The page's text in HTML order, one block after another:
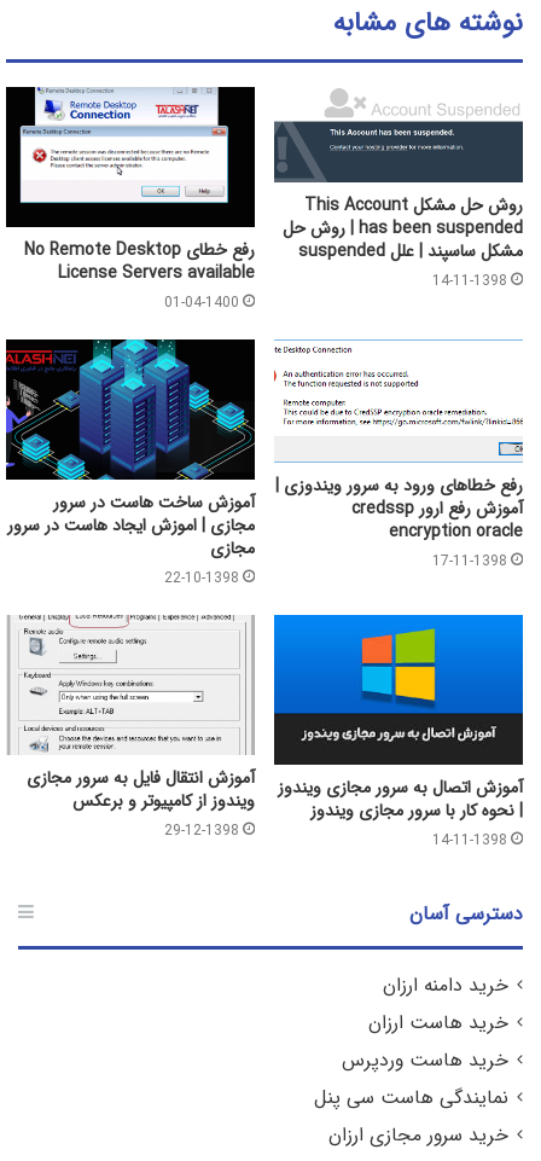
نوشته های مشابه
روش حل مشکل This Account
has been suspended | روش حل
مشکل ساسپند | علل suspended
14-11-1398
رفع خطای No Remote Desktop
License Servers available
01-04-1400
رفع خطاهای ورود به سرور ویندوزی |
آموزش رفع ارور credssp
encryption oracle
17-11-1398
آموزش ساخت هاست در سرور
مجازی | اموزش ایجاد هاست در سرور
مجازی
22-10-1398
آموزش اتصال به سرور مجازی ویندوز
| نحوه کار با سرور مجازی ویندوز
14-11-1398
آموزش انتقال فایل به سرور مجازی
ویندوز از کامپیوتر و برعکس
29-12-1398
دسترسی آسان
خرید دامنه ارزان
خرید هاست ارزان
خرید هاست وردپرس
نمایندگی هاست سی پنل
خرید سرور مجازی ارزان